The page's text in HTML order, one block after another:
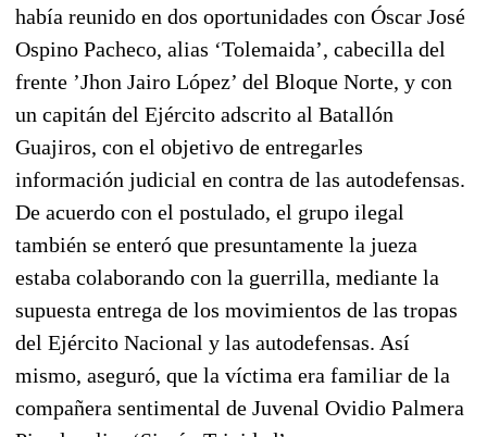
había reunido en dos oportunidades con Óscar José
Ospino Pacheco, alias ‘Tolemaida’, cabecilla del
frente ’Jhon Jairo López’ del Bloque Norte, y con
un capitán del Ejército adscrito al Batallón
Guajiros, con el objetivo de entregarles
información judicial en contra de las autodefensas.
De acuerdo con el postulado, el grupo ilegal
también se enteró que presuntamente la jueza
estaba colaborando con la guerrilla, mediante la
supuesta entrega de los movimientos de las tropas
del Ejército Nacional y las autodefensas. Así
mismo, aseguró, que la víctima era familiar de la
compañera sentimental de Juvenal Ovidio Palmera